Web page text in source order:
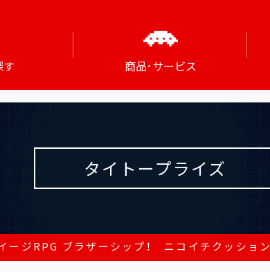
す 商品･サービス
タイトープライズ
ージRPG ブラザーシップ！ ニコイチクッション